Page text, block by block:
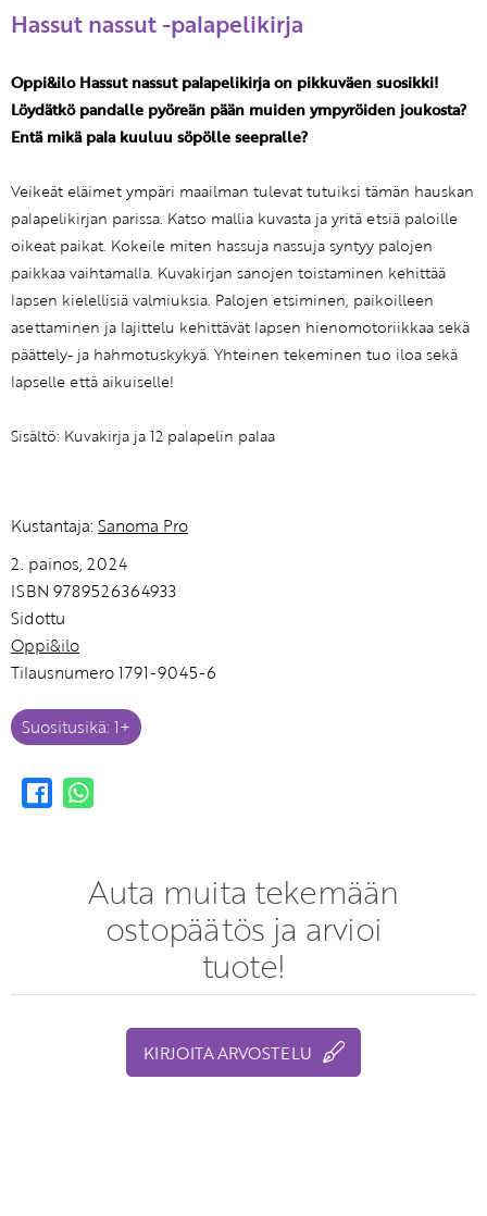
Hassut nassut -palapelikirja
Oppi&ilo Hassut nassut palapelikirja on pikkuväen suosikki!
Löydätkö pandalle pyöreän pään muiden ympyröiden joukosta?
Entä mikä pala kuuluu söpölle seepralle?
Veikeät eläimet ympäri maailman tulevat tutuiksi tämän hauskan
palapelikirjan parissa. Katso mallia kuvasta ja yritä etsiä paloille
oikeat paikat. Kokeile miten hassuja nassuja syntyy palojen
paikkaa vaihtamalla. Kuvakirjan sanojen toistaminen kehittää
lapsen kielellisiä valmiuksia. Palojen etsiminen, paikoilleen
asettaminen ja lajittelu kehittävät lapsen hienomotoriikkaa sekä
päättely- ja hahmotuskykyä. Yhteinen tekeminen tuo iloa sekä
lapselle että aikuiselle!
Sisältö: Kuvakirja ja 12 palapelin palaa
Kustantaja: Sanoma Pro
2. painos, 2024
ISBN 9789526364933
Sidottu
Oppi&ilo
Tilausnumero 1791-9045-6
Suositusikä: 1+
Auta muita tekemään
ostopäätös ja arvioi
tuote!
KIRJOITA ARVOSTELU